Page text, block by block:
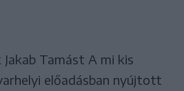
Tamást A mi kis
előadásban nyújtott